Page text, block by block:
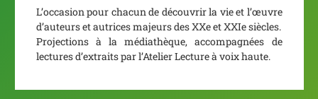
L’occasion pour chacun de découvrir la vie et l’œuvre
d’auteurs et autrices majeurs des XXe et XXIe siècles.
Projections à la médiathèque, accompagnées de
lectures d’extraits par l’Atelier Lecture à voix haute.